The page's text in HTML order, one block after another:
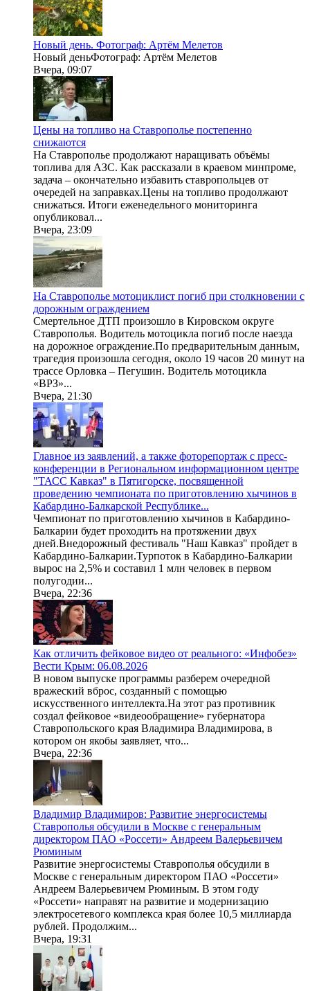
Новый день. Фотограф: Артём Мелетов
Новый деньФотограф: Артём Мелетов
Вчера, 09:07
Цены на топливо на Ставрополье постепенно
снижаются
На Ставрополье продолжают наращивать объёмы
топлива для АЗС. Как рассказали в краевом минпроме,
задача – окончательно избавить ставропольцев от
очередей на заправках.Цены на топливо продолжают
снижаться. Итоги еженедельного мониторинга
опубликовал...
Вчера, 23:09
На Ставрополье мотоциклист погиб при столкновении с
дорожным ограждением
Смертельное ДТП произошло в Кировском округе
Ставрополья. Водитель мотоцикла погиб после наезда
на дорожное ограждение.По предварительным данным,
трагедия произошла сегодня, около 19 часов 20 минут на
трассе Орловка – Пегушин. Водитель мотоцикла
«ВРЗ»...
Вчера, 21:30
Главное из заявлений, а также фоторепортаж с пресс-
конференции в Региональном информационном центре
"ТАСС Кавказ" в Пятигорске, посвященной
проведению чемпионата по приготовлению хычинов в
Кабардино-Балкарской Республике...
Чемпионат по приготовлению хычинов в Кабардино-
Балкарии будет проходить на протяжении двух
дней.Внедорожный фестиваль "Наш Кавказ" пройдет в
Кабардино-Балкарии.Турпоток в Кабардино-Балкарии
вырос на 2,5% и составил 1 млн человек в первом
полугодии...
Вчера, 22:36
Как отличить фейковое видео от реального: «Инфобез»
Вести Крым: 06.08.2026
В новом выпуске программы разберем очередной
вражеский вброс, созданный с помощью
искусственного интеллекта.На этот раз противник
создал фейковое «видеообращение» губернатора
Ставропольского края Владимира Владимирова, в
котором он якобы заявляет, что...
Вчера, 22:36
Владимир Владимиров: Развитие энергосистемы
Ставрополья обсудили в Москве с генеральным
директором ПАО «Россети» Андреем Валерьевичем
Рюминым
Развитие энергосистемы Ставрополья обсудили в
Москве с генеральным директором ПАО «Россети»
Андреем Валерьевичем Рюминым. В этом году
«Россети» направят на развитие и модернизацию
электросетевого комплекса края более 10,5 миллиарда
рублей. Продолжим...
Вчера, 19:31